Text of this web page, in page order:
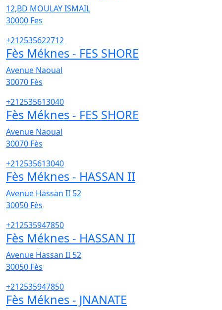
12,BD MOULAY ISMAIL
30000 Fes
+212535622712
Fès Méknes - FES SHORE
Avenue Naoual
30070 Fès
+212535613040
Fès Méknes - FES SHORE
Avenue Naoual
30070 Fès
+212535613040
Fès Méknes - HASSAN II
Avenue Hassan II 52
30050 Fès
+212535947850
Fès Méknes - HASSAN II
Avenue Hassan II 52
30050 Fès
+212535947850
Fès Méknes - JNANATE